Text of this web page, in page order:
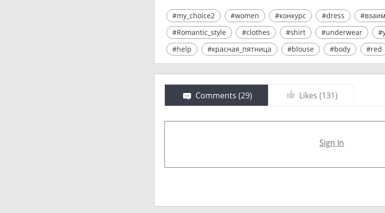
#my_choice2 #women #конкурс #dress
#Romantic_style
#clothes #shirt #underwear
#help
#красная_пятница #blouse #body #red
Comments (29) Likes (131)
Sign In